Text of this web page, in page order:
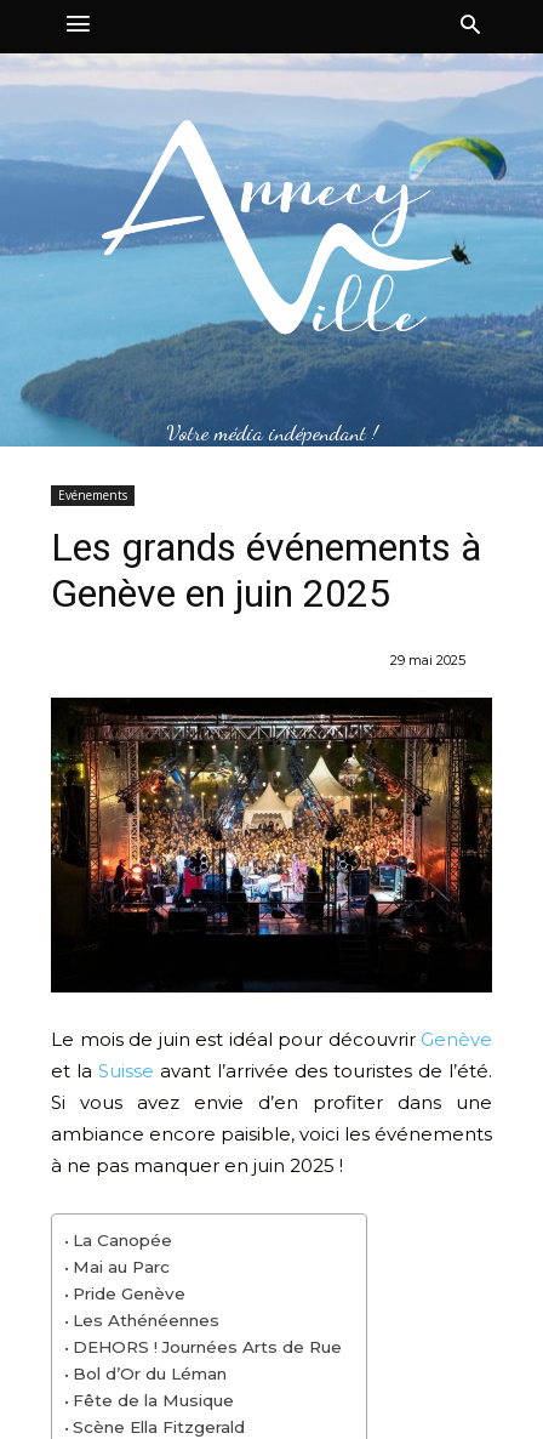
Votre média indépendant !
Evénements
Les grands événements à
Genève en juin 2025
29 mai 2025
Le mois de juin est idéal pour découvrir Genève
et la Suisse avant l’arrivée des touristes de l’été.
Si vous avez envie d’en profiter dans une
ambiance encore paisible, voici les événements
à ne pas manquer en juin 2025 !
La Canopée
Mai au Parc
Pride Genève
Les Athénéennes
DEHORS ! Journées Arts de Rue
Bol d’Or du Léman
Fête de la Musique
Scène Ella Fitzgerald